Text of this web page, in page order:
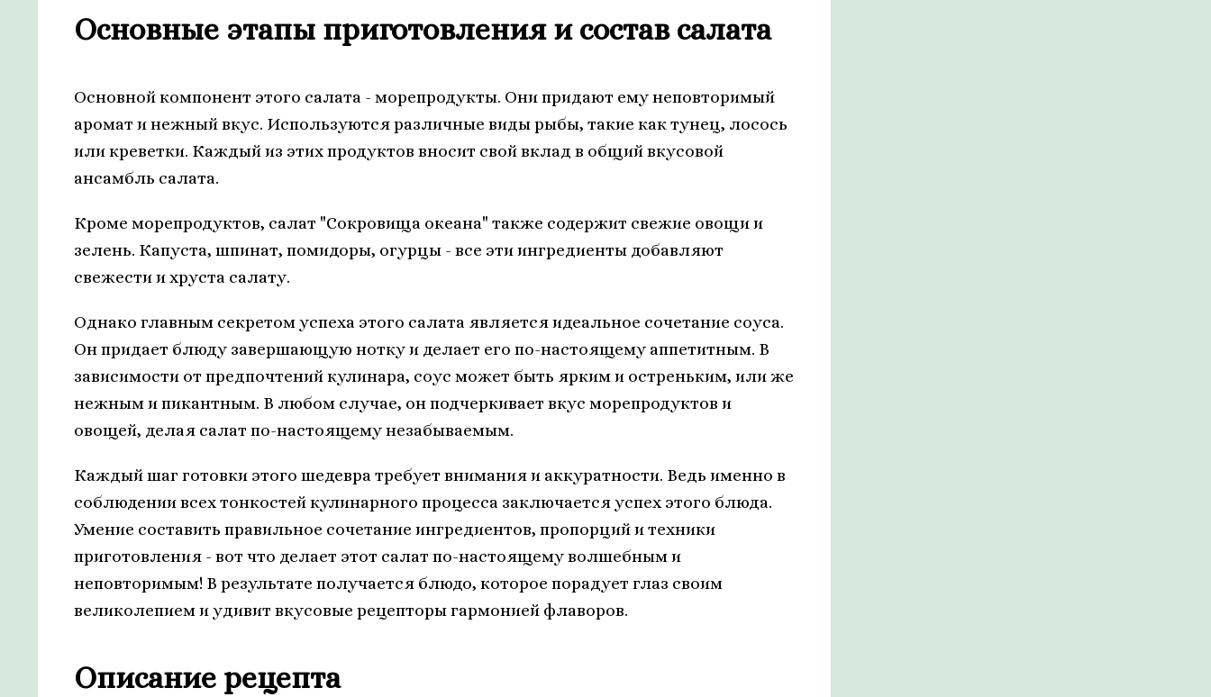
Основные этапы приготовления и состав салата
Основной компонент этого салата - морепродукты. Они придают ему неповторимый
аромат и нежный вкус. Используются различные виды рыбы, такие как тунец, лосось
или креветки. Каждый из этих продуктов вносит свой вклад в общий вкусовой
ансамбль салата.
Кроме морепродуктов, салат "Сокровища океана" также содержит свежие овощи и
зелень. Капуста, шпинат, помидоры, огурцы - все эти ингредиенты добавляют
свежести и хруста салату.
Однако главным секретом успеха этого салата является идеальное сочетание соуса.
Он придает блюду завершающую нотку и делает его по-настоящему аппетитным. В
зависимости от предпочтений кулинара, соус может быть ярким и остреньким, или же
нежным и пикантным. В любом случае, он подчеркивает вкус морепродуктов и
овощей, делая салат по-настоящему незабываемым.
Каждый шаг готовки этого шедевра требует внимания и аккуратности. Ведь именно в
соблюдении всех тонкостей кулинарного процесса заключается успех этого блюда.
Умение составить правильное сочетание ингредиентов, пропорций и техники
приготовления - вот что делает этот салат по-настоящему волшебным и
неповторимым! В результате получается блюдо, которое порадует глаз своим
великолепием и удивит вкусовые рецепторы гармонией флаворов.
Описание рецепта